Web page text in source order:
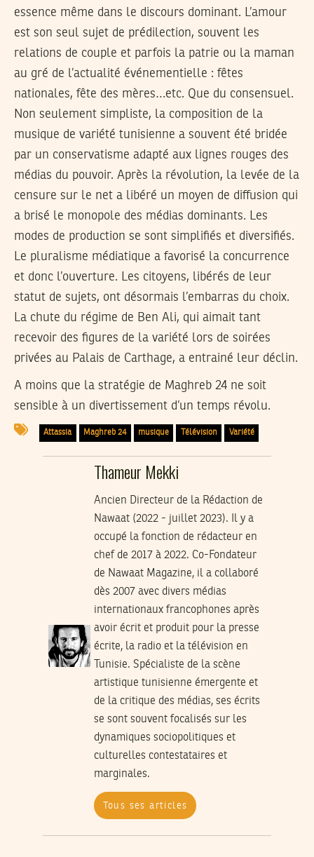
essence même dans le discours dominant. L’amour
est son seul sujet de prédilection, souvent les
relations de couple et parfois la patrie ou la maman
au gré de l’actualité événementielle : fêtes
nationales, fête des mères…etc. Que du consensuel.
Non seulement simpliste, la composition de la
musique de variété tunisienne a souvent été bridée
par un conservatisme adapté aux lignes rouges des
médias du pouvoir. Après la révolution, la levée de la
censure sur le net a libéré un moyen de diffusion qui
a brisé le monopole des médias dominants. Les
modes de production se sont simplifiés et diversifiés.
Le pluralisme médiatique a favorisé la concurrence
et donc l’ouverture. Les citoyens, libérés de leur
statut de sujets, ont désormais l’embarras du choix.
La chute du régime de Ben Ali, qui aimait tant
recevoir des figures de la variété lors de soirées
privées au Palais de Carthage, a entrainé leur déclin.
A moins que la stratégie de Maghreb 24 ne soit
sensible à un divertissement d’un temps révolu.
Attassia Maghreb 24 musique Télévision Variété
Thameur Mekki
Ancien Directeur de la Rédaction de
Nawaat (2022 - juillet 2023). Il y a
occupé la fonction de rédacteur en
chef de 2017 à 2022. Co-Fondateur
de Nawaat Magazine, il a collaboré
dès 2007 avec divers médias
internationaux francophones après
avoir écrit et produit pour la presse
écrite, la radio et la télévision en
Tunisie. Spécialiste de la scène
artistique tunisienne émergente et
de la critique des médias, ses écrits
se sont souvent focalisés sur les
dynamiques sociopolitiques et
culturelles contestataires et
marginales.
Tous ses articles